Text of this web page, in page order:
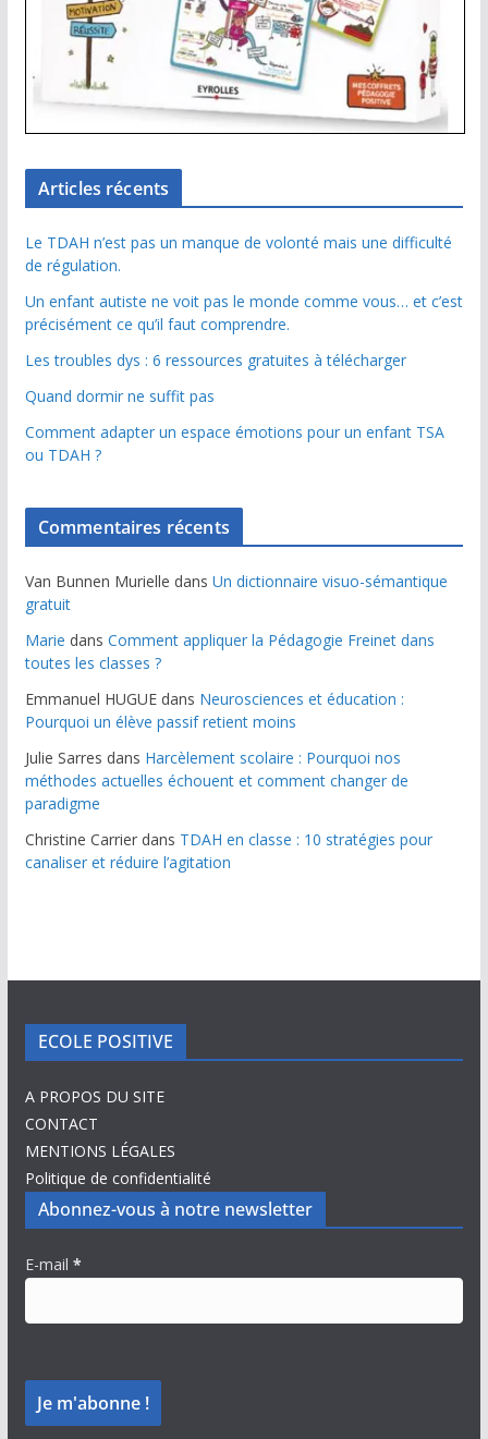
Articles récents
Le TDAH n’est pas un manque de volonté mais une difficulté
de régulation.
Un enfant autiste ne voit pas le monde comme vous… et c’est
précisément ce qu’il faut comprendre.
Les troubles dys : 6 ressources gratuites à télécharger
Quand dormir ne suffit pas
Comment adapter un espace émotions pour un enfant TSA
ou TDAH ?
Commentaires récents
Van Bunnen Murielle dans Un dictionnaire visuo-sémantique
gratuit
Marie dans Comment appliquer la Pédagogie Freinet dans
toutes les classes ?
Emmanuel HUGUEdans Neurosciences et éducation :
Pourquoi un élève passif retient moins
Julie Sarres dans Harcèlement scolaire : Pourquoi nos
méthodes actuelles échouent et comment changer de
paradigme
Christine Carrierdans TDAH en classe : 10 stratégies pour
canaliser et réduire l’agitation
ECOLE POSITIVE
A PROPOS DU SITE
CONTACT
MENTIONS LÉGALES
Politique de confidentialité
Abonnez-vous à notre newsletter
E-mail *